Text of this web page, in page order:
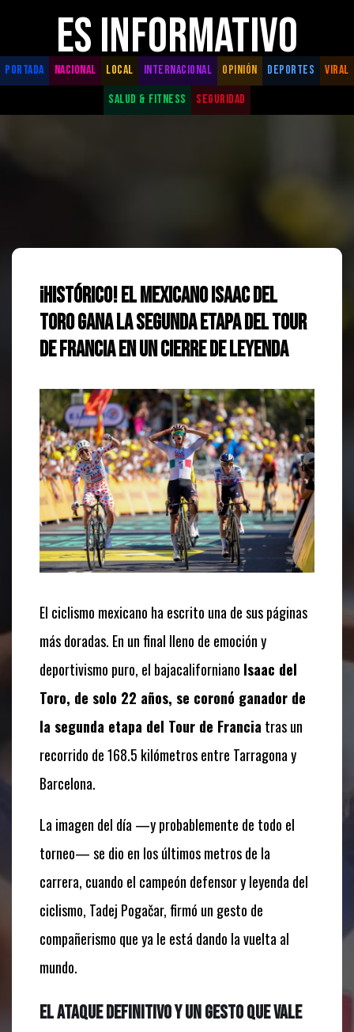
ES INFORMATIVO
PORTADA NACIONAL LOCAL INTERNACIONAL OPINIÓN DEPORTES
VIRAL
SALUD & FITNESS
SEGURIDAD
¡Histórico! El mexicano Isaac del
Toro gana la segunda etapa del Tour
de Francia en un cierre de leyenda
El ciclismo mexicano ha escrito una de sus páginas
más doradas. En un final lleno de emoción y
deportivismo puro, el bajacaliforniano Isaac del
Toro, de solo 22 años, se coronó ganador de
la segunda etapa del Tour de Francia tras un
recorrido de 168.5 kilómetros entre Tarragona y
Barcelona.
La imagen del día —y probablemente de todo el
torneo— se dio en los últimos metros de la
carrera, cuando el campeón defensor y leyenda del
ciclismo, Tadej Pogačar, firmó un gesto de
compañerismo que ya le está dando la vuelta al
mundo.
El ataque definitivo y un gesto que vale